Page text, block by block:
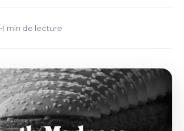
•1 min de lecture